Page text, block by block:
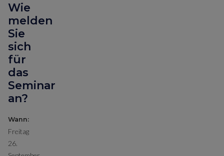
Wie
melden
Sie
sich
für
das
Seminar
an?
Wann:
Freitag
26.